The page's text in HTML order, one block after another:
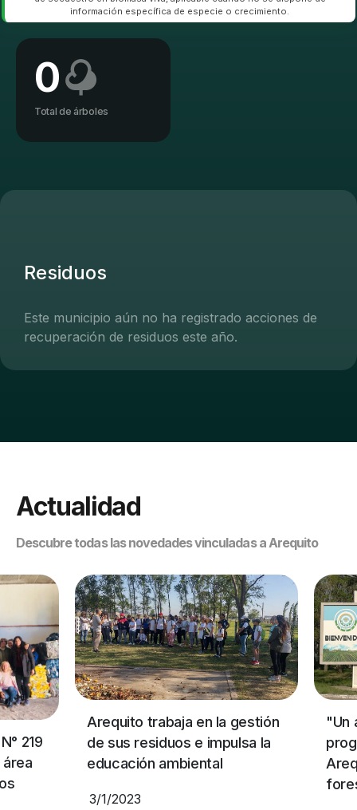
información específica de especie o crecimiento.
0
Total de árboles
Residuos
Este municipio aún no ha registrado acciones de
recuperación de residuos este año.
Actualidad
Descubre todas las novedades vinculadas a Arequito
219
Arequito trabaja en la gestión
de sus residuos e impulsa la
educación ambiental
3/1/2023
"Un